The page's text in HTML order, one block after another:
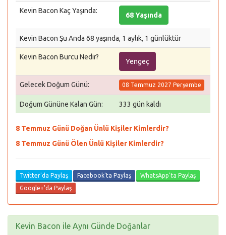
Kevin Bacon Kaç Yaşında:
68 Yaşında
Kevin Bacon Şu Anda 68 yaşında, 1 aylık, 1 günlüktür
Kevin Bacon Burcu Nedir?
Yengeç
Gelecek Doğum Günü: 08 Temmuz 2027 Perşembe
Doğum Gününe Kalan Gün: 333 gün kaldı
8 Temmuz Günü Doğan Ünlü Kişiler Kimlerdir?
8 Temmuz Günü Ölen Ünlü Kişiler Kimlerdir?
Twitter'da Paylaş Facebook'ta Paylaş
WhatsApp'ta Paylaş
Google+'da Paylaş
Kevin Bacon ile Aynı Günde Doğanlar